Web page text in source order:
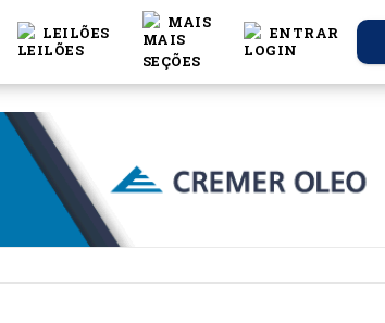
LEILÕES
MAIS
ENTRAR